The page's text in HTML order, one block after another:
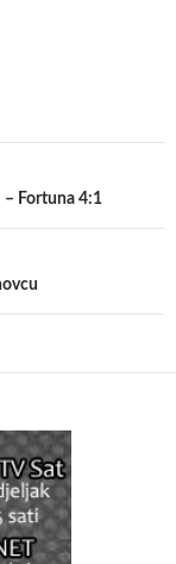
– Fortuna 4:1